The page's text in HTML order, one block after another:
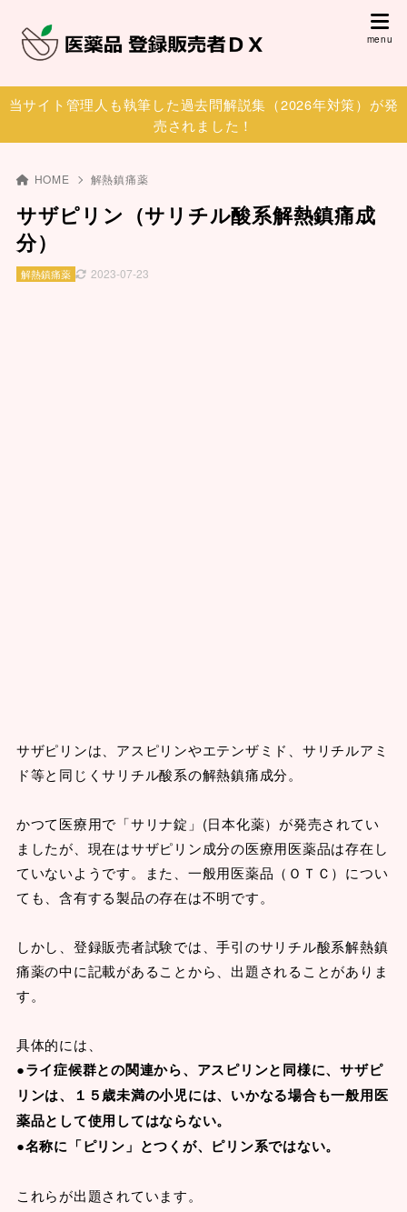
当サイト管理人も執筆した過去問解説集（2026年対策）が発
売されました！
HOME 解熱鎮痛薬
サザピリン（サリチル酸系解熱鎮痛成
分）
2023-07-23
解熱鎮痛薬
サザピリンは、アスピリンやエテンザミド、サリチルアミ
ド等と同じくサリチル酸系の解熱鎮痛成分。
かつて医療用で「サリナ錠」(日本化薬）が発売されてい
ましたが、現在はサザピリン成分の医療用医薬品は存在し
ていないようです。また、一般用医薬品（ＯＴＣ）につい
ても、含有する製品の存在は不明です。
しかし、登録販売者試験では、手引のサリチル酸系解熱鎮
痛薬の中に記載があることから、出題されることがありま
す。
具体的には、
●ライ症候群との関連から、アスピリンと同様に、サザピ
リンは、１５歳未満の小児には、いかなる場合も一般用医
薬品として使用してはならない。
●名称に「ピリン」とつくが、ピリン系ではない。
これらが出題されています。